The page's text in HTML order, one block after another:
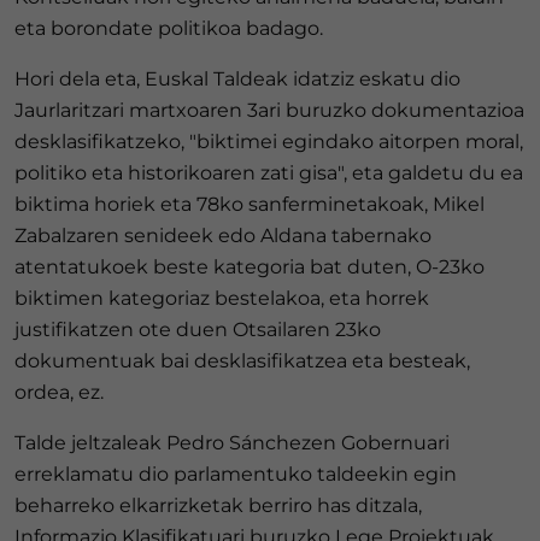
eta borondate politikoa badago.
Hori dela eta, Euskal Taldeak idatziz eskatu dio
Jaurlaritzari martxoaren 3ari buruzko dokumentazioa
desklasifikatzeko, "biktimei egindako aitorpen moral,
politiko eta historikoaren zati gisa", eta galdetu du ea
biktima horiek eta 78ko sanferminetakoak, Mikel
Zabalzaren senideek edo Aldana tabernako
atentatukoek beste kategoria bat duten, O-23ko
biktimen kategoriaz bestelakoa, eta horrek
justifikatzen ote duen Otsailaren 23ko
dokumentuak bai desklasifikatzea eta besteak,
ordea, ez.
Talde jeltzaleak Pedro Sánchezen Gobernuari
erreklamatu dio parlamentuko taldeekin egin
beharreko elkarrizketak berriro has ditzala,
Informazio Klasifikatuari buruzko Lege Proiektuak